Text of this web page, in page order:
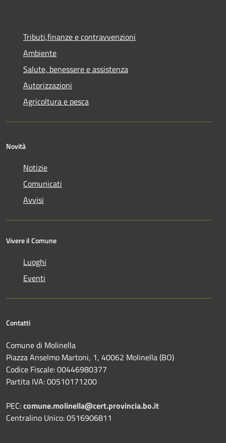
Tributi,finanze e contravvenzioni
Ambiente
Salute, benessere e assistenza
Autorizzazioni
Agricoltura e pesca
Novità
Notizie
Comunicati
Avvisi
Vivere il Comune
Luoghi
Eventi
Contatti
Comune di Molinella
Piazza Anselmo Martoni, 1, 40062 Molinella (BO)
Codice Fiscale: 00446980377
Partita IVA: 00510171200
PEC:comune.molinella@cert.provincia.bo.it
Centralino Unico: 0516906811